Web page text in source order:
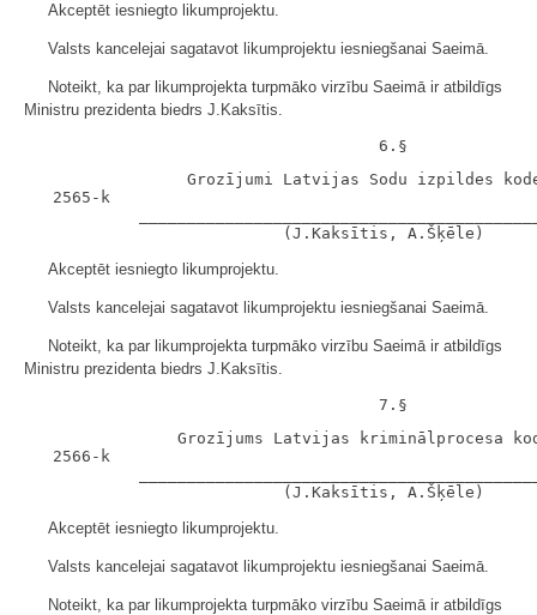
Akceptēt iesniegto likumprojektu.
Valsts kancelejai sagatavot likumprojektu iesniegšanai Saeimā.
Noteikt, ka par likumprojekta turpmāko virzību Saeimā ir atbildīgs
Ministru prezidenta biedrs J.Kaksītis.
Grozījumi Latvijas Sodu izpildes
2565-k
Akceptēt iesniegto likumprojektu.
Valsts kancelejai sagatavot likumprojektu iesniegšanai Saeimā.
Noteikt, ka par likumprojekta turpmāko virzību Saeimā ir atbildīgs
Ministru prezidenta biedrs J.Kaksītis.
Grozījums Latvijas kriminālprocesa
2566-k
Akceptēt iesniegto likumprojektu.
Valsts kancelejai sagatavot likumprojektu iesniegšanai Saeimā.
Noteikt, ka par likumprojekta turpmāko virzību Saeimā ir atbildīgs